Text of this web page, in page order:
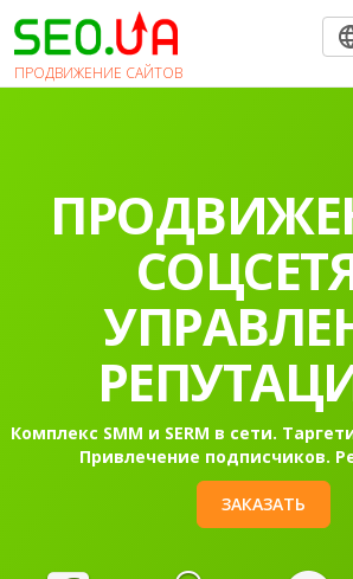
ПРОДВИЖЕНИЕ САЙТОВ
Комплекс SMM и SERM в сети.
Привлечение подписчиков.
ЗАКАЗАТЬ